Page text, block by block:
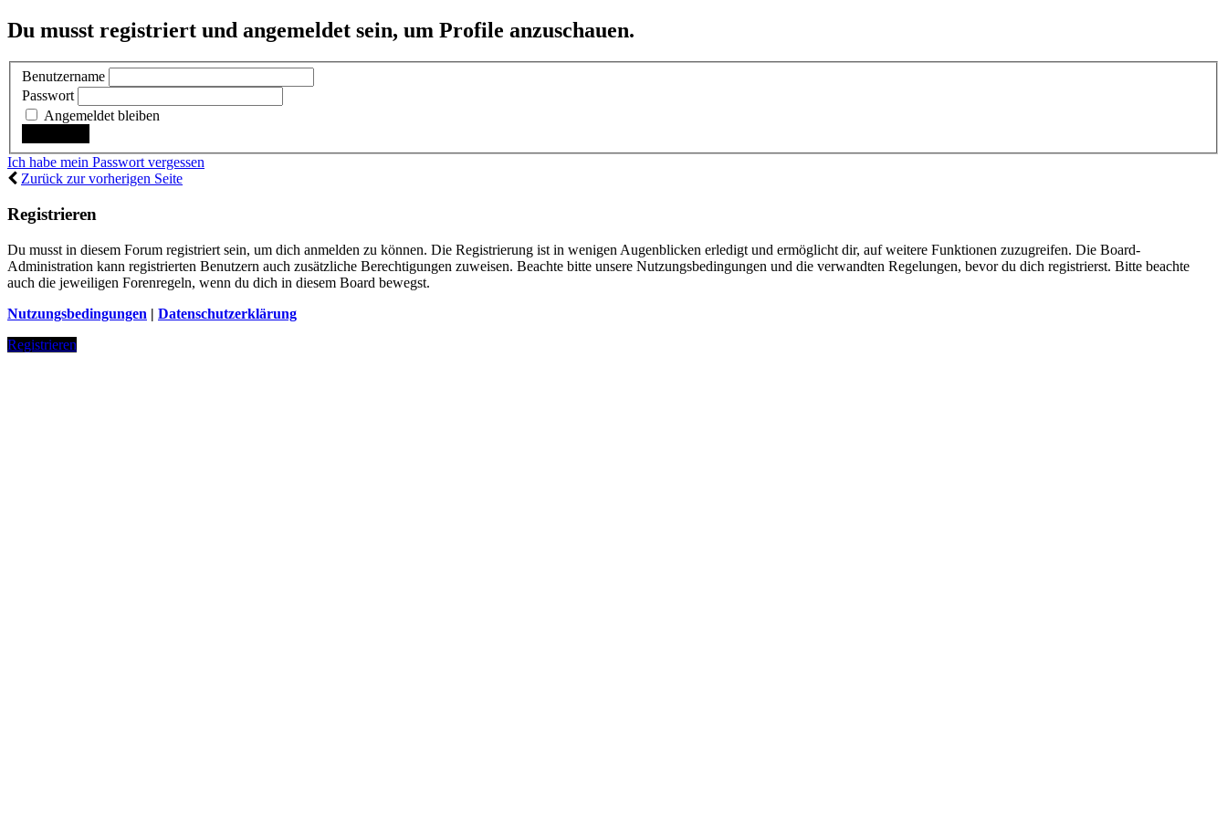
Du musst registriert und angemeldet sein, um Profile anzuschauen.
Benutzername
Passwort
Angemeldet bleiben
Ich habe mein Passwort vergessen
Zurück zur vorherigen Seite
Registrieren
Du musst in diesem Forum registriert sein, um dich anmelden zu können. Die Registrierung ist in wenigen Augenblicken erledigt und ermöglicht dir, auf weitere Funktionen zuzugreifen. Die Board-
Administration kann registrierten Benutzern auch zusätzliche Berechtigungen zuweisen. Beachte bitte unsere Nutzungsbedingungen und die verwandten Regelungen, bevor du dich registrierst. Bitte beachte
auch die jeweiligen Forenregeln, wenn du dich in diesem Board bewegst.
Nutzungsbedingungen | Datenschutzerklärung
Registrieren